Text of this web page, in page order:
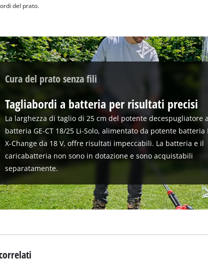
del prato.
Cura del prato senza fili
Tagliabordi a batteria per risultati precisi
La larghezza di taglio di 25 cm del potente decespugliatore a
batteria GE-CT 18/25 Li-Solo, alimentato da potente batteria
X-Change da 18 V, offre risultati impeccabili. La batteria e il
caricabatteria non sono in dotazione e sono acquistabili
separatamente.